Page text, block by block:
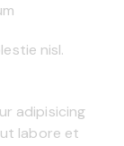
nisl.
adipisicing
labore et